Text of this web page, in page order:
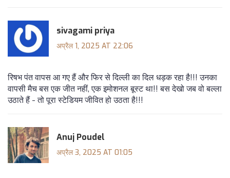
sivagami priya
अप्रैल 1, 2025 AT 22:06
रिषभ पंत वापस आ गए हैं और फिर से दिल्ली का दिल धड़क रहा है!!! उनका
वापसी मैच बस एक जीत नहीं, एक इमोशनल बूस्ट था!! बस देखो जब वो बल्ला
उठाते हैं - तो पूरा स्टेडियम जीवित हो उठता है!!!
Anuj Poudel
अप्रैल 3, 2025 AT 01:05